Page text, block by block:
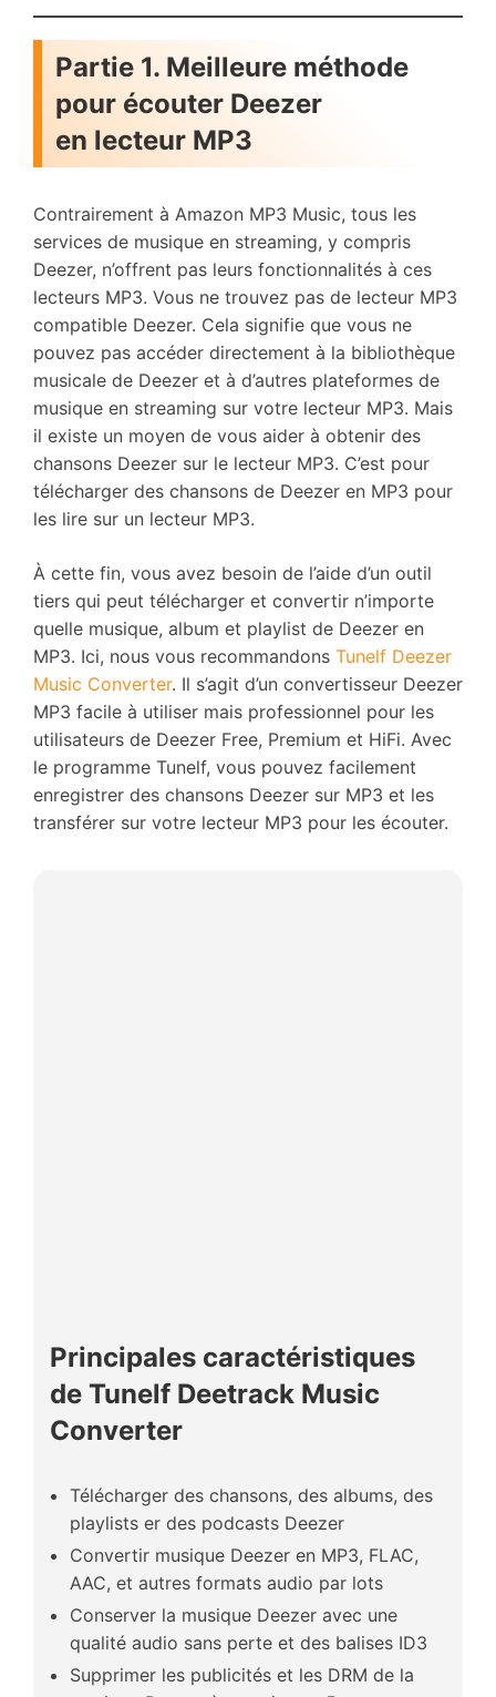
Partie 1. Meilleure méthode
pour écouter Deezer
en lecteur MP3
Contrairement à Amazon MP3 Music, tous les
services de musique en streaming, y compris
Deezer, n’offrent pas leurs fonctionnalités à ces
lecteurs MP3. Vous ne trouvez pas de lecteur MP3
compatible Deezer. Cela signifie que vous ne
pouvez pas accéder directement à la bibliothèque
musicale de Deezer et à d’autres plateformes de
musique en streaming sur votre lecteur MP3. Mais
il existe un moyen de vous aider à obtenir des
chansons Deezer sur le lecteur MP3. C’est pour
télécharger des chansons de Deezer en MP3 pour
les lire sur un lecteur MP3.
À cette fin, vous avez besoin de l’aide d’un outil
tiers qui peut télécharger et convertir n’importe
quelle musique, album et playlist de Deezer en
MP3. Ici, nous vous recommandons Tunelf Deezer
Music Converter. Il s’agit d’un convertisseur Deezer
MP3 facile à utiliser mais professionnel pour les
utilisateurs de Deezer Free, Premium et HiFi. Avec
le programme Tunelf, vous pouvez facilement
enregistrer des chansons Deezer sur MP3 et les
transférer sur votre lecteur MP3 pour les écouter.
Principales caractéristiques
de Tunelf Deetrack Music
Converter
Télécharger des chansons, des albums, des
playlists er des podcasts Deezer
Convertir musique Deezer en MP3, FLAC,
AAC, et autres formats audio par lots
Conserver la musique Deezer avec une
qualité audio sans perte et des balises ID3
Supprimer les publicités et les DRM de la